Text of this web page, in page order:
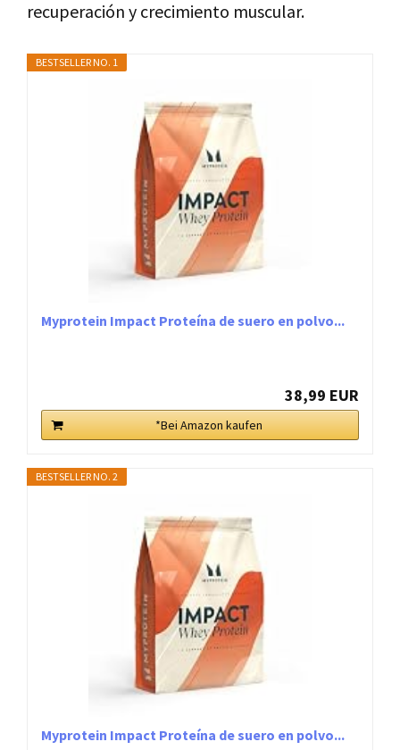
recuperación y crecimiento muscular.
BESTSELLER NO. 1
Myprotein Impact Proteína de suero en polvo...
38,99 EUR
*Bei Amazon kaufen
BESTSELLER NO. 2
Myprotein Impact Proteína de suero en polvo...